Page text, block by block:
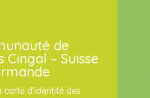
de
Cingal – Suisse
carte d’identité des